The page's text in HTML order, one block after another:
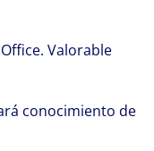
Valorable
conocimiento de
para
de
el éxito
de todas
Colliers.